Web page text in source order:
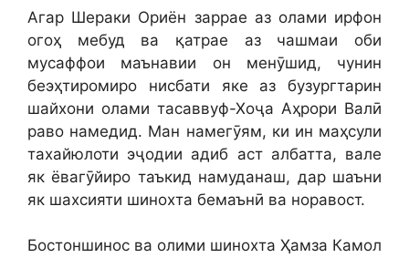
Агар Шераки Ориён заррае аз олами ирфон
огоҳ мебуд ва қатрае аз чашмаи оби
мусаффои маънавии он менӯшид, чунин
беэҳтиромиро нисбати яке аз бузургтарин
шайхони олами тасаввуф-Хоҷа Аҳрори Валӣ
раво намедид. Ман намегӯям, ки ин маҳсули
тахайюлоти эҷодии адиб аст албатта, вале
як ёвагӯйиро таъкид намуданаш, дар шаъни
як шахсияти шинохта бемаънӣ ва норавост.
Бостоншинос ва олими шинохта Ҳамза Камол